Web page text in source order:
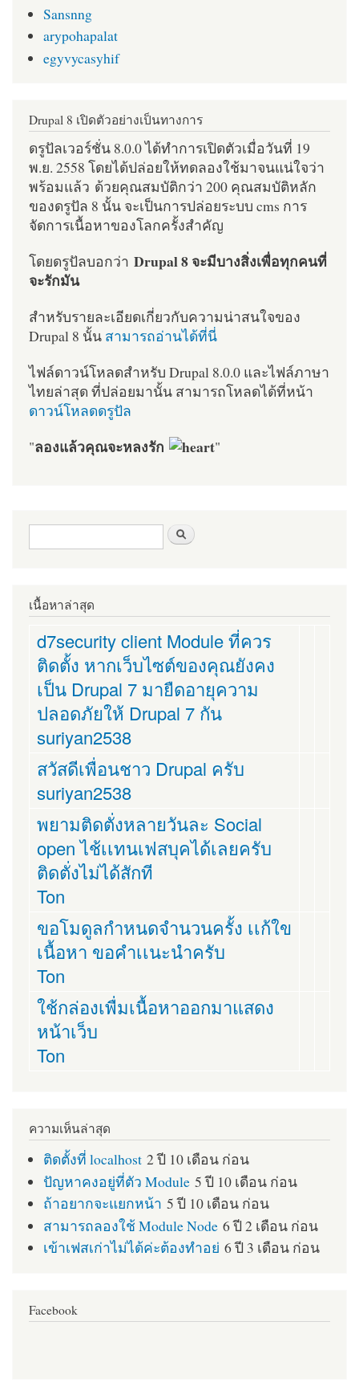
Sansnng
arypohapalat
egyvycasyhif
Drupal 8 เปิดตัวอย่างเป็นทางการ
ดรูปัลเวอร์ชั่น 8.0.0 ได้ทำการเปิดตัวเมื่อวันที่ 19
พ.ย. 2558 โดยได้ปล่อยให้ทดลองใช้มาจนแน่ใจว่า
พร้อมแล้ว ด้วยคุณสมบัติกว่า 200 คุณสมบัติหลัก
ของดรูปัล 8 นั้น จะเป็นการปล่อยระบบ cms การ
จัดการเนื้อหาของโลกครั้งสำคัญ
โดยดรูปัลบอกว่า Drupal 8 จะมีบางสิ่งเพื่อทุกคนที่
จะรักมัน
สำหรับรายละเอียดเกี่ยวกับความน่าสนใจของ
Drupal 8 นั้น สามารถอ่านได้ที่นี่
ไฟล์ดาวน์โหลดสำหรับ Drupal 8.0.0 และไฟล์ภาษา
ไทยล่าสุด ที่ปล่อยมานั้น สามารถโหลดได้ที่หน้า
ดาวน์โหลดดรูปัล
"ลองแล้วคุณจะหลงรัก "
ฟอร์มค้นหา
เนื้อหาล่าสุด
d7security client Module ที่ควร
ติดตั้ง หากเว็บไซต์ของคุณยังคง
เป็น Drupal 7 มายืดอายุความ
ปลอดภัยให้ Drupal 7 กัน
suriyan2538
สวัสดีเพื่อนชาว Drupal ครับ
suriyan2538
พยามติดตั่งหลายวันละ Social
open ไช้เเทนเฟสบุคได้เลยครับ
ติดตั่งไม่ได้สักที
Ton
ขอโมดูลกำหนดจำนวนครั้ง เเก้ใข
เนื้อหา ขอคำเเนะนำครับ
Ton
ใช้กล่องเพื่มเนื้อหาออกมาแสดง
หน้าเว็บ
Ton
ความเห็นล่าสุด
ติดตั้งที่ localhost 2 ปี 10 เดือน ก่อน
ปัญหาคงอยู่ที่ตัว Module 5 ปี 10 เดือน ก่อน
ถ้าอยากจะแยกหน้า 5 ปี 10 เดือน ก่อน
สามารถลองใช้ Module Node 6 ปี 2 เดือน ก่อน
เข้าเฟสเก่าไม่ได้ค่ะต้องทำอย่ 6 ปี 3 เดือน ก่อน
Facebook